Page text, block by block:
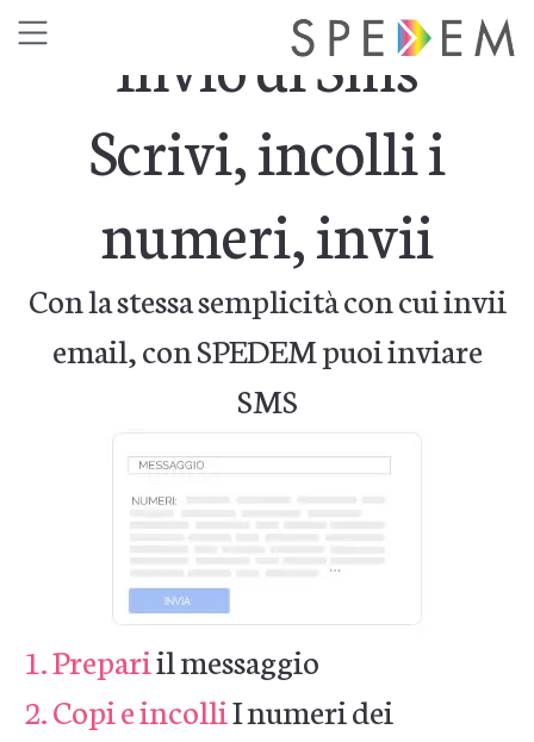
Invio di Sms
Scrivi, incolli i
numeri, invii
Con la stessa semplicità con cui invii
email, con SPEDEM puoi inviare
SMS
1. Prepariil messaggio
2. Copi e incolliI numeri dei